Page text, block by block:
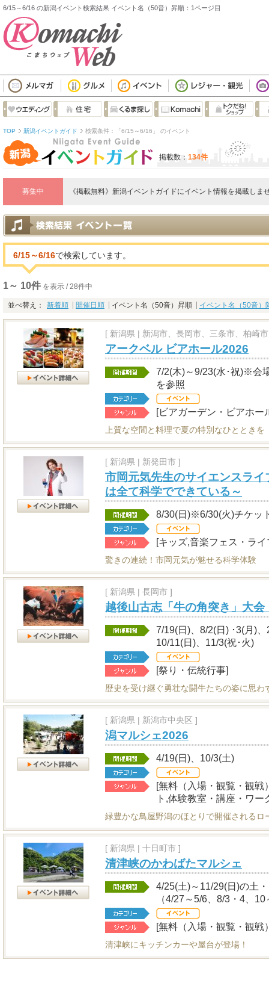
6/15～6/16 の新潟イベント検索結果 イベント名（50音）昇順：1ページ目
TOP 新潟イベントガイド 検索条件：「6/15～6/16」 のイベント
掲載数： 134件
募集中 《掲載無料》新潟イベントガイドにイベント情報を掲載しま
6/15～6/16で検索しています。
1～ 10件 を表示 / 28件中
並べ替え： 新着順 開催日順 イベント名（50音）昇順 イベント名（50音）
[ 新潟県 | 新潟市、長岡市、三条市、柏崎
アークベル ビアホール2026
7/2(木)～9/23(水･祝)※会
を参照
[ビアガーデン・ビアホー
上質な空間と料理で夏の特別なひとときを
[ 新潟県 | 新発田市 ]
市岡元気先生のサイエンスラ
は全て科学でできている～
8/30(日)※6/30(火)チケッ
[キッズ,音楽フェス・ラ
驚きの連続！市岡元気が魅せる科学体験
[ 新潟県 | 長岡市 ]
越後山古志「牛の角突き」大
7/19(日)、8/2(日) ･3(月)
10/11(日)、11/3(祝･火)
[祭り・伝統行事]
歴史を受け継ぐ勇壮な闘牛たちの姿に思わ
[ 新潟県 | 新潟市中央区 ]
潟マルシェ2026
4/19(日)、10/3(土)
[無料（入場・観覧・観戦
ト,体験教室・講座・ワー
緑豊かな鳥屋野潟のほとりで開催されるロ
[ 新潟県 | 十日町市 ]
清津峡のかわばたマルシェ
4/25(土)～11/29(日)の土
（4/27～5/6、8/3・4、
[無料（入場・観覧・観戦
清津峡にキッチンカーや屋台が登場！